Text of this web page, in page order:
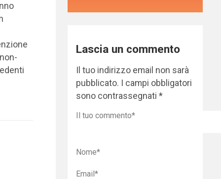
Lascia un commento
Il tuo indirizzo email non sarà
pubblicato. I campi obbligatori
sono contrassegnati*